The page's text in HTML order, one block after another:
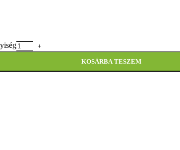
KOSÁRBA TESZEM